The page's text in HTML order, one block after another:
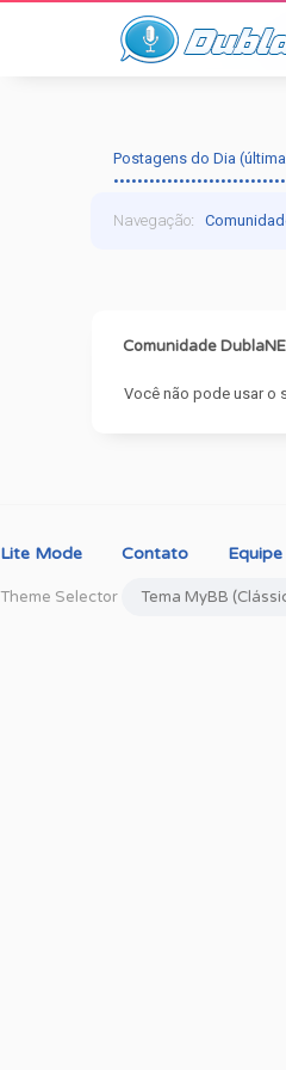
Postagens do Dia
Navegação:
Comunidade
Você não pode usar o
Lite Mode Contato
Theme Selector